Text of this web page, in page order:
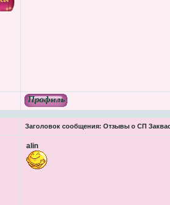
Заголовок сообщения: Отзывы о СП
alin